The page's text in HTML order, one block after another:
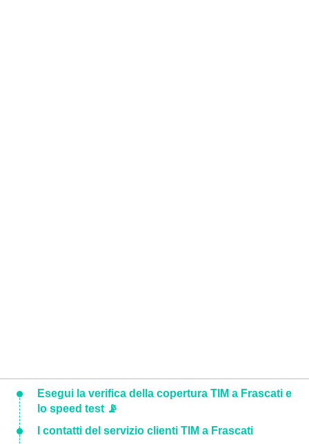
Esegui la verifica della copertura TIM a Frascati e
lo speed test 📡
I contatti del servizio clienti TIM a Frascati